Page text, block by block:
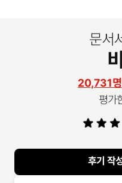
문서
20,731명
평가
후기 작